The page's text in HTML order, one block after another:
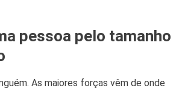
pessoa pelo tamanho
As maiores forças vêm de onde